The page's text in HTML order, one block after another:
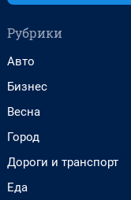
Рубрики
Авто
Бизнес
Весна
Город
Дороги и транспорт
Еда